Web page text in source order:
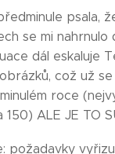
psala,
se mi nahrnulo
dál eskaluje
což už
roce
ALE JE TO
požadavky